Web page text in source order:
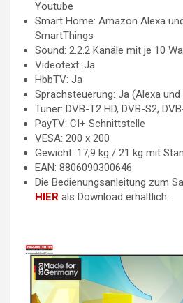
Youtube
Smart Home: Amazon Alexa
SmartThings
Sound: 2.2.2 Kanäle mit je 10
Videotext: Ja
HbbTV: Ja
Sprachsteuerung: Ja (Alexa und
Tuner: DVB-T2 HD, DVB-S2,
PayTV: CI+ Schnittstelle
VESA: 200 x 200
Gewicht: 17,9 kg / 21 kg mit
EAN: 8806090300646
Die Bedienungsanleitung zum
HIER als Download erhältlich.